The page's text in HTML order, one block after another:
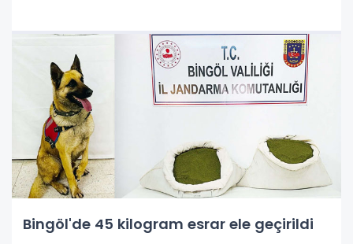
Bingöl'de 45 kilogram esrar ele geçirildi